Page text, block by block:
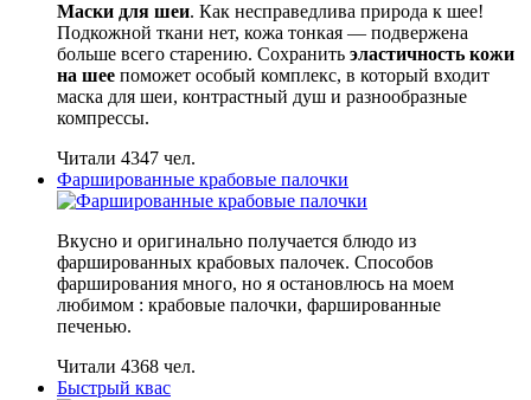
Маски для шеи. Как несправедлива природа к шее!
Подкожной ткани нет, кожа тонкая — подвержена
больше всего старению. Сохранить эластичность кожи
на шее поможет особый комплекс, в который входит
маска для шеи, контрастный душ и разнообразные
компрессы.
Читали 4347 чел.
Фаршированные крабовые палочки
Вкусно и оригинально получается блюдо из
фаршированных крабовых палочек. Способов
фарширования много, но я остановлюсь на моем
любимом : крабовые палочки, фаршированные
печенью.
Читали 4368 чел.
Быстрый квас